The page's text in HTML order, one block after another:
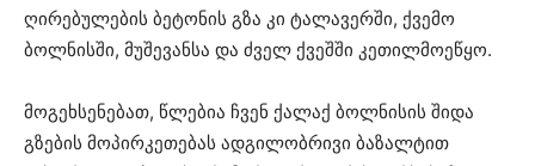
ღირებულების ბეტონის გზა კი ტალავერში, ქვემო
ბოლნისში, მუშევანსა და ძველ ქვეშში კეთილმოეწყო.
მოგეხსენებათ, წლებია ჩვენ ქალაქ ბოლნისის შიდა
გზების მოპირკეთებას ადგილობრივი ბაზალტით